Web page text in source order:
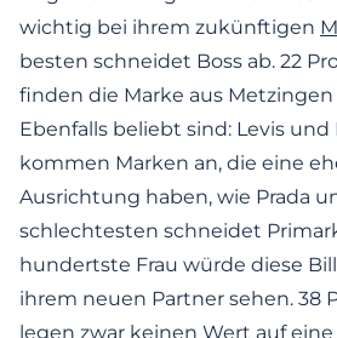
wichtig bei ihrem zukünftigen
besten schneidet Boss ab. 22
finden die Marke aus Metzingen
Ebenfalls beliebt sind: Levis
kommen Marken an, die eine
Ausrichtung haben, wie Prada
schlechtesten schneidet
hundertste Frau würde diese
ihrem neuen Partner sehen. 38
legen zwar keinen Wert auf